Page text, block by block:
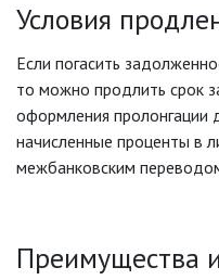
Условия
Если погасить
то можно продлить срок
оформления пролонгации
начисленные проценты в
межбанковским
Преимущества